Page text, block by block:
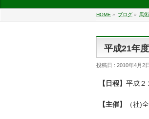
HOME » ブログ » 馬
平成21年
投稿日 : 2010年4月2日
【日程】 平成２
【主催】 （社)